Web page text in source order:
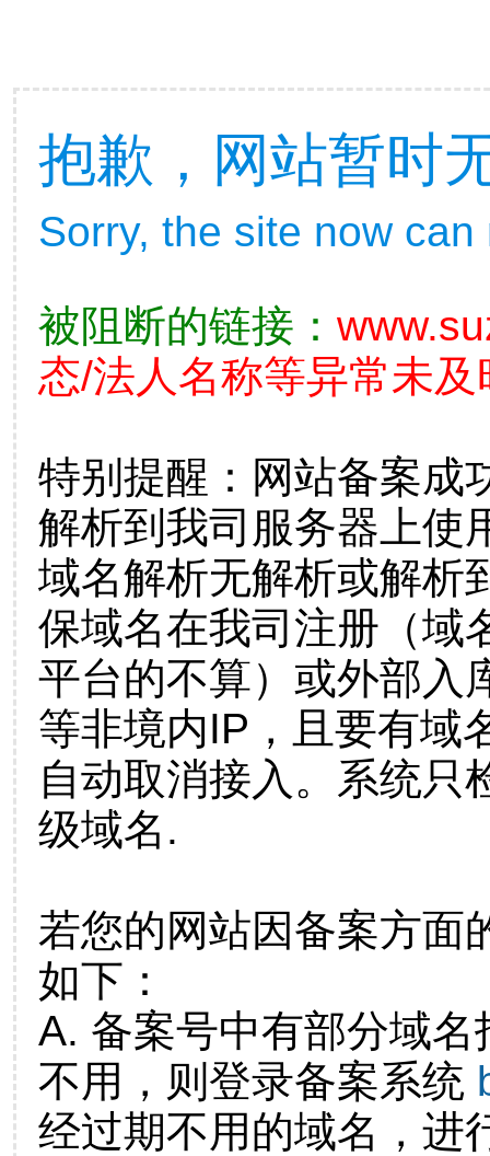
抱歉，网站暂时
Sorry, the site now
被阻断的链接：
态/法人名称等异常未及
特别提醒：网站备案成
解析到我司服务器上使
域名解析无解析或解析
保域名在我司注册（域
平台的不算）或外部入
等非境内IP，且要有域
自动取消接入。系统只
级域名.
若您的网站因备案方面
如下：
A. 备案号中有部分域
不用，则登录备案系统
经过期不用的域名，进